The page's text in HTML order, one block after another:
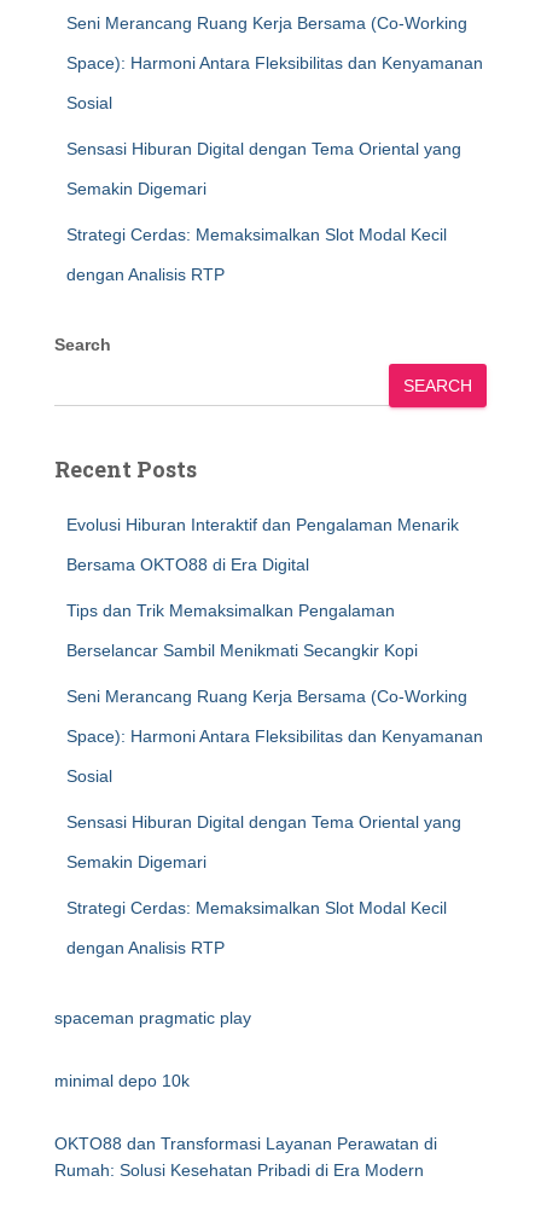
Seni Merancang Ruang Kerja Bersama (Co-Working
Space): Harmoni Antara Fleksibilitas dan Kenyamanan
Sosial
Sensasi Hiburan Digital dengan Tema Oriental yang
Semakin Digemari
Strategi Cerdas: Memaksimalkan Slot Modal Kecil
dengan Analisis RTP
Search
SEARCH
Recent Posts
Evolusi Hiburan Interaktif dan Pengalaman Menarik
Bersama OKTO88 di Era Digital
Tips dan Trik Memaksimalkan Pengalaman
Berselancar Sambil Menikmati Secangkir Kopi
Seni Merancang Ruang Kerja Bersama (Co-Working
Space): Harmoni Antara Fleksibilitas dan Kenyamanan
Sosial
Sensasi Hiburan Digital dengan Tema Oriental yang
Semakin Digemari
Strategi Cerdas: Memaksimalkan Slot Modal Kecil
dengan Analisis RTP
spaceman pragmatic play
minimal depo 10k
OKTO88 dan Transformasi Layanan Perawatan di
Rumah: Solusi Kesehatan Pribadi di Era Modern